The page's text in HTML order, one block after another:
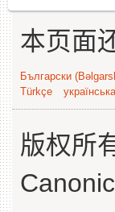
本页面
Български
Türkçe
版权所